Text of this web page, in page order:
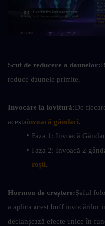
Scut de reducere a daunelor:
reduce daunele primite.
Invocare la lovitură:De
acestainvoacă gândaci.
Faza 1: Invoacă
Faza 2: Invoacă 2
roșii.
Hormon de creștere:Șeful
a aplica acest buff invocărilor
declanșează efecte unice în